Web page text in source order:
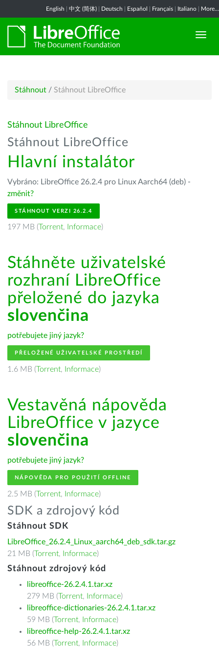
English 中文 (简体) Deutsch Español Français Italiano More...
Stáhnout / Stáhnout LibreOffice
Stáhnout LibreOffice
Stáhnout LibreOffice
Hlavní instalátor
Vybráno: LibreOffice 26.2.4 pro Linux Aarch64 (deb) -
změnit?
STÁHNOUT VERZI 26.2.4
197 MB (Torrent, Informace)
Stáhněte uživatelské
rozhraní LibreOffice
přeložené do jazyka
slovenčina
potřebujete jiný jazyk?
PŘELOŽENÉ UŽIVATELSKÉ PROSTŘEDÍ
1.6 MB (Torrent, Informace)
Vestavěná nápověda
LibreOffice v jazyce
slovenčina
potřebujete jiný jazyk?
NÁPOVĚDA PRO POUŽITÍ OFFLINE
2.5 MB (Torrent, Informace)
SDK a zdrojový kód
Stáhnout SDK
LibreOffice_26.2.4_Linux_aarch64_deb_sdk.tar.gz
21 MB (Torrent, Informace)
Stáhnout zdrojový kód
libreoffice-26.2.4.1.tar.xz
279 MB (Torrent, Informace)
libreoffice-dictionaries-26.2.4.1.tar.xz
59 MB (Torrent, Informace)
libreoffice-help-26.2.4.1.tar.xz
56 MB (Torrent, Informace)